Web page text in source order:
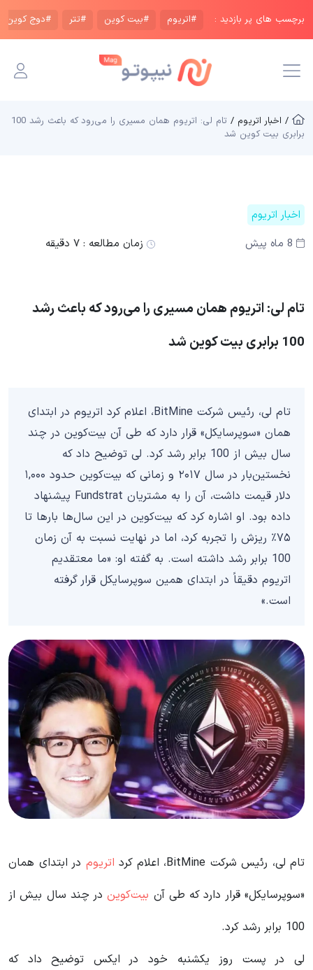
برچسب های پر بازدید : #اتریوم #بیت کوین #تتر #دوج کوین
/ اخبار اتریوم /
تام لی: اتریوم همان مسیری را می‌رود که باعث رشد 100
برابری بیت کوین شد
اخبار اتریوم
8 ماه پیش
زمان مطالعه : ۷ دقیقه
تام لی: اتریوم همان مسیری را می‌رود که باعث رشد
100 برابری بیت کوین شد
تام لی، رئیس شرکت BitMine، اعلام کرد اتریوم در ابتدای
همان «سوپر‌سایکل» قرار دارد که طی آن بیت‌کوین در چند
سال بیش از 100 برابر رشد کرد. لی توضیح داد که
نخستین‌بار در سال ۲۰۱۷ و زمانی که بیت‌کوین حدود ۱,۰۰۰
دلار قیمت داشت، آن را به مشتریان Fundstrat پیشنهاد
داده بود. او اشاره کرد که بیت‌کوین در این سال‌ها بارها تا
۷۵٪ ریزش را تجربه کرد، اما در نهایت نسبت به آن زمان
100 برابر رشد داشته است. به گفته او: «ما معتقدیم
اتریوم دقیقاً در ابتدای همین سوپر‌سایکل قرار گرفته
است.»
تام لی، رئیس شرکت BitMine، اعلام کرد اتریوم در ابتدای همان
«سوپر‌سایکل» قرار دارد که طی آن بیت‌کویندر چند سال بیش از
100 برابر رشد کرد.
لی در پست روز یکشنبه خود در ایکس توضیح داد که